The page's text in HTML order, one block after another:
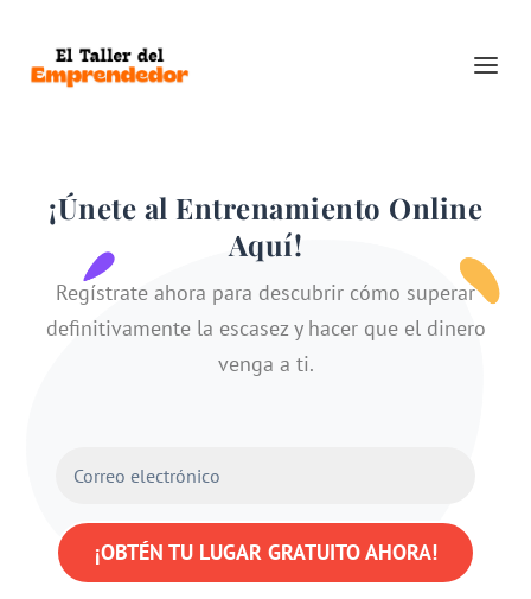
¡Únete al Entrenamiento Online
Aquí!
Regístrate ahora para descubrir cómo superar
definitivamente la escasez y hacer que el dinero
venga a ti.
¡OBTÉN TU LUGAR GRATUITO AHORA!